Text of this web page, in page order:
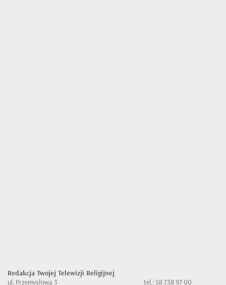
Redakcja Twojej Telewizji Religijnej
ul. Przemysłowa 3
tel.: 58 738 97 00